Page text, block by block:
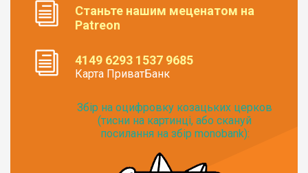
Станьте нашим меценатом на
Patreon
4149 6293 1537 9685
Карта ПриватБанк
Збір на оцифровку козацьких церков
(тисни на картинці, або скануй
посилання на збір monobank):